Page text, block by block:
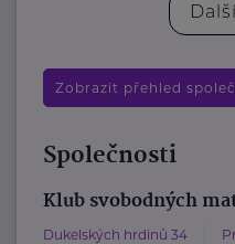
Zobrazit přehled
Společnosti
Klub svobodných
Dukelských hrdinů 34